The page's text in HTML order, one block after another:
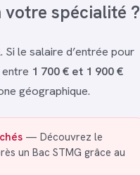
votre spécialité ?
le salaire d’entrée pour
1 700 € et 1 900 €
géographique.
— Découvrez le
un Bac STMG grâce au